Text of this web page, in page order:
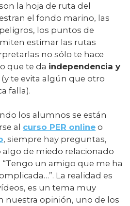
la hoja de ruta del
el fondo marino, las
los puntos de
estimar las rutas
no sólo te hace
que te da independencia y
(y te evita algún que otro
falla).
los alumnos se están
al curso PER online o
, siempre hay preguntas,
de miedo relacionado
“Tengo un amigo que me ha
La realidad es
es un tema muy
nuestra opinión, uno de los